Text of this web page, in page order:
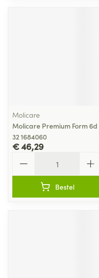
Molicare
Molicare Premium Form 6d
32 1684060
€ 46,29
Bestel